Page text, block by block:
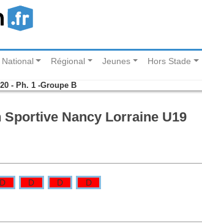
National Régional Jeunes Hors Stade
- Ph. 1 -Groupe B
Nancy Lorraine U19
D D D D